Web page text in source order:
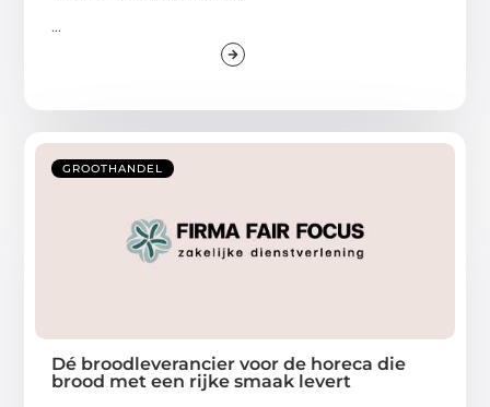
...
GROOTHANDEL
Dé broodleverancier voor de horeca die
brood met een rijke smaak levert